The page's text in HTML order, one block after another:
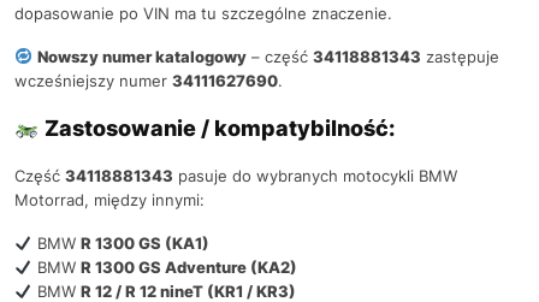
dopasowanie po VIN ma tu szczególne znaczenie.
Nowszy numer katalogowy– część 34118881343 zastępuje
wcześniejszy numer 34111627690.
Zastosowanie / kompatybilność:
Część 34118881343 pasuje do wybranych motocykli BMW
Motorrad, między innymi:
BMW R 1300 GS (KA1)
BMW R 1300 GS Adventure (KA2)
BMW R 12 / R 12 nineT (KR1 / KR3)